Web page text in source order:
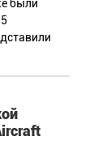
были